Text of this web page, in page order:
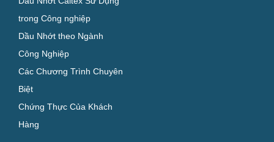
DOANH NGHIỆP
Dầu Nhớt Caltex Sử Dụng
trong Công nghiệp
Dầu Nhớt theo Ngành
Công Nghiệp
Các Chương Trình Chuyên